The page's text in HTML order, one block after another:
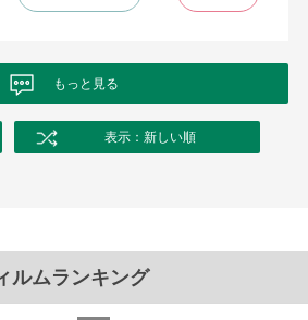
もっと見る
表示：新しい順
ルムランキング